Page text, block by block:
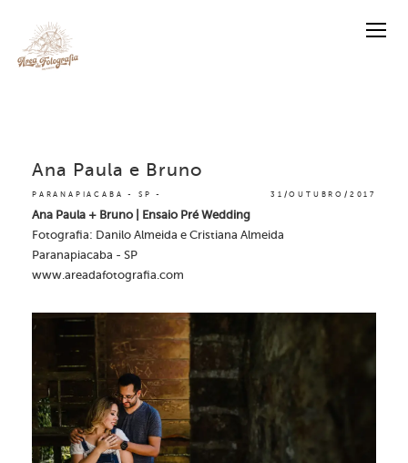
PARANAPIACABA - SP 31/OUTUBRO/2017
Ana Paula e Bruno
Ana Paula + Bruno | Ensaio Pré Wedding
Fotografia: Danilo Almeida e Cristiana Almeida
Paranapiacaba - SP
www.areadafotografia.com